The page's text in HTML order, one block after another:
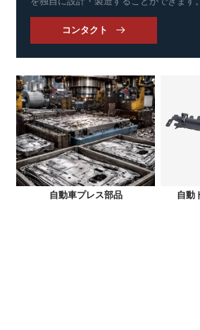
コンタクト 
自動車プレス部品 自動